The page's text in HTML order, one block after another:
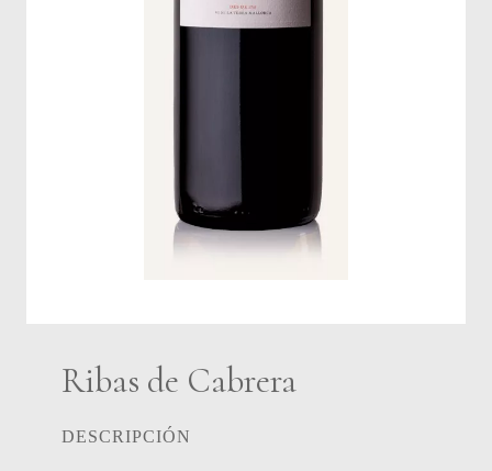
Ribas de Cabrera
DESCRIPCIÓN